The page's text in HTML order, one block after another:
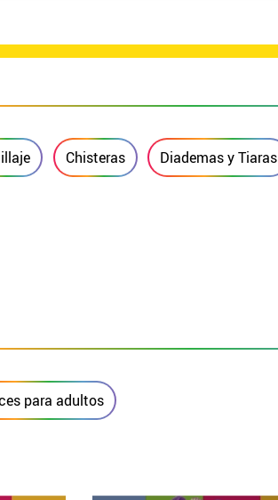
Chisteras Diademas y Tiaras
para adultos